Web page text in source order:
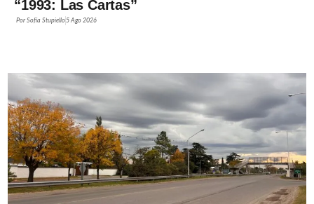
“1993: Las Cartas”
PorSofía Stupiello5 Ago 2026